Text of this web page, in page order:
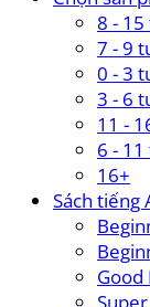
8 -
7 - 9
0 - 3
3 - 6
11 -
6 -
16+
Sách tiếng
Good